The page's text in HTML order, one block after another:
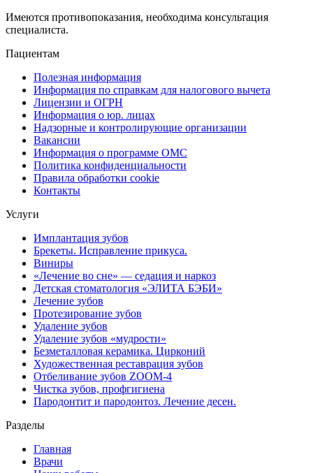
Имеются противопоказания, необходима консультация
специалиста.
Пациентам
Полезная информация
Информация по справкам для налогового вычета
Лицензии и ОГРН
Информация о юр. лицах
Надзорные и контролирующие организации
Вакансии
Информация о программе ОМС
Политика конфиденциальности
Правила обработки cookie
Контакты
Услуги
Имплантация зубов
Брекеты. Исправление прикуса.
Виниры
«Лечение во сне» — седация и наркоз
Детская стоматология «ЭЛИТА БЭБИ»
Лечение зубов
Протезирование зубов
Удаление зубов
Удаление зубов «мудрости»
Безметалловая керамика. Цирконий
Художественная реставрация зубов
Отбеливание зубов ZOOM-4
Чистка зубов, профгигиена
Пародонтит и пародонтоз. Лечение десен.
Разделы
Главная
Врачи